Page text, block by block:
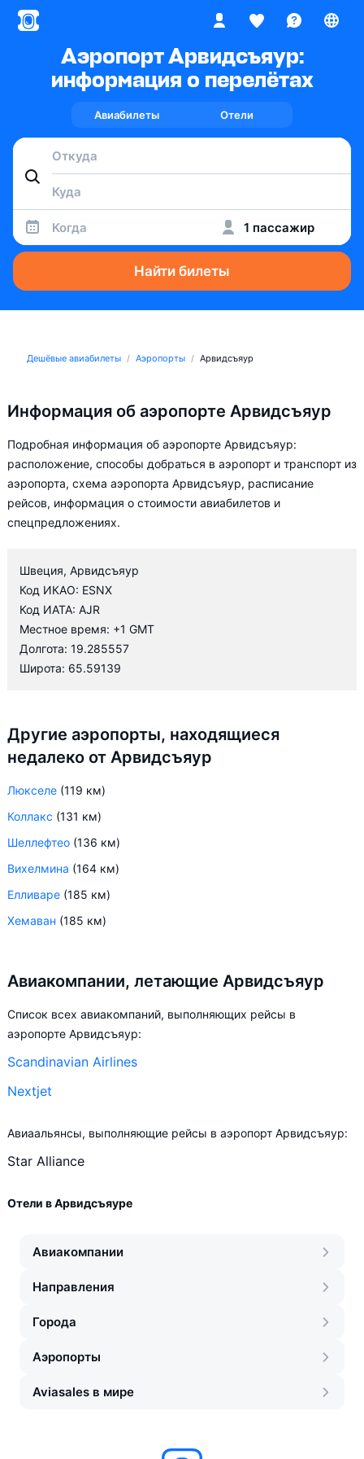
Аэропорт Арвидсъяур:
информация о перелётах
Авиабилеты Отели
Когда 1 пассажир
Найти билеты
Дешёвые авиабилеты Аэропорты Арвидсъяур
Информация об аэропорте Арвидсъяур
Подробная информация об аэропорте Арвидсъяур:
расположение, способы добраться в аэропорт и транспорт из
аэропорта, схема аэропорта Арвидсъяур, расписание
рейсов, информация о стоимости авиабилетов и
спецпредложениях.
Швеция, Арвидсъяур
Код ИКАО: ESNX
Код ИАТА: AJR
Местное время: +1 GMT
Долгота: 19.285557
Широта: 65.59139
Другие аэропорты, находящиеся
недалеко от Арвидсъяур
Люкселе (119 км)
Коллакс (131 км)
Шеллефтео (136 км)
Вихелмина (164 км)
Елливаре (185 км)
Хемаван (185 км)
Авиакомпании, летающие Арвидсъяур
Список всех авиакомпаний, выполняющих рейсы в
аэропорте Арвидсъяур:
Scandinavian Airlines
Nextjet
Авиаальянсы, выполняющие рейсы в аэропорт Арвидсъяур:
Star Alliance
Отели в Арвидсъяуре
Авиакомпании
Направления
Города
Аэропорты
Aviasales в мире